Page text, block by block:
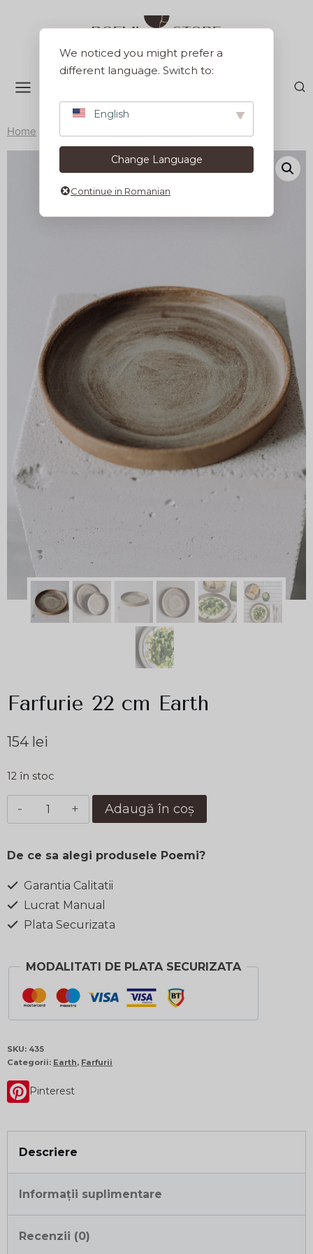
Home
Farfurie 22 cm Earth
154 lei
12 în stoc
Cantitate
Farfurie
cm
Earth
Adaugă în coș
De ce sa alegi produsele Poemi?
Garantia Calitatii
Lucrat Manual
Plata Securizata
MODALITATI DE PLATA SECURIZATA
SKU: 435
Categorii: Earth, Farfurii
Pinterest
Descriere
Informații suplimentare
Recenzii (0)
We noticed you might prefer a
different language. Switch to:
English
Change Language
Continue in Romanian